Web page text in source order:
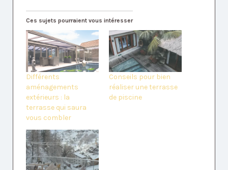
Ces sujets pourraient vous intéresser
Différents
aménagements
extérieurs : la
terrasse qui saura
vous combler
Conseils pour bien
réaliser une terrasse
de piscine